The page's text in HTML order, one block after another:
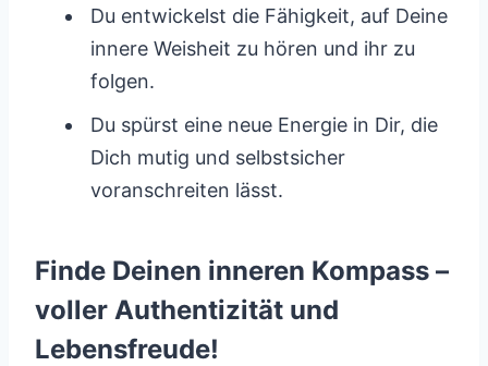
Du entwickelst die Fähigkeit, auf Deine
innere Weisheit zu hören und ihr zu
folgen.
Du spürst eine neue Energie in Dir, die
Dich mutig und selbstsicher
voranschreiten lässt.
Finde Deinen inneren Kompass –
voller Authentizität und
Lebensfreude!